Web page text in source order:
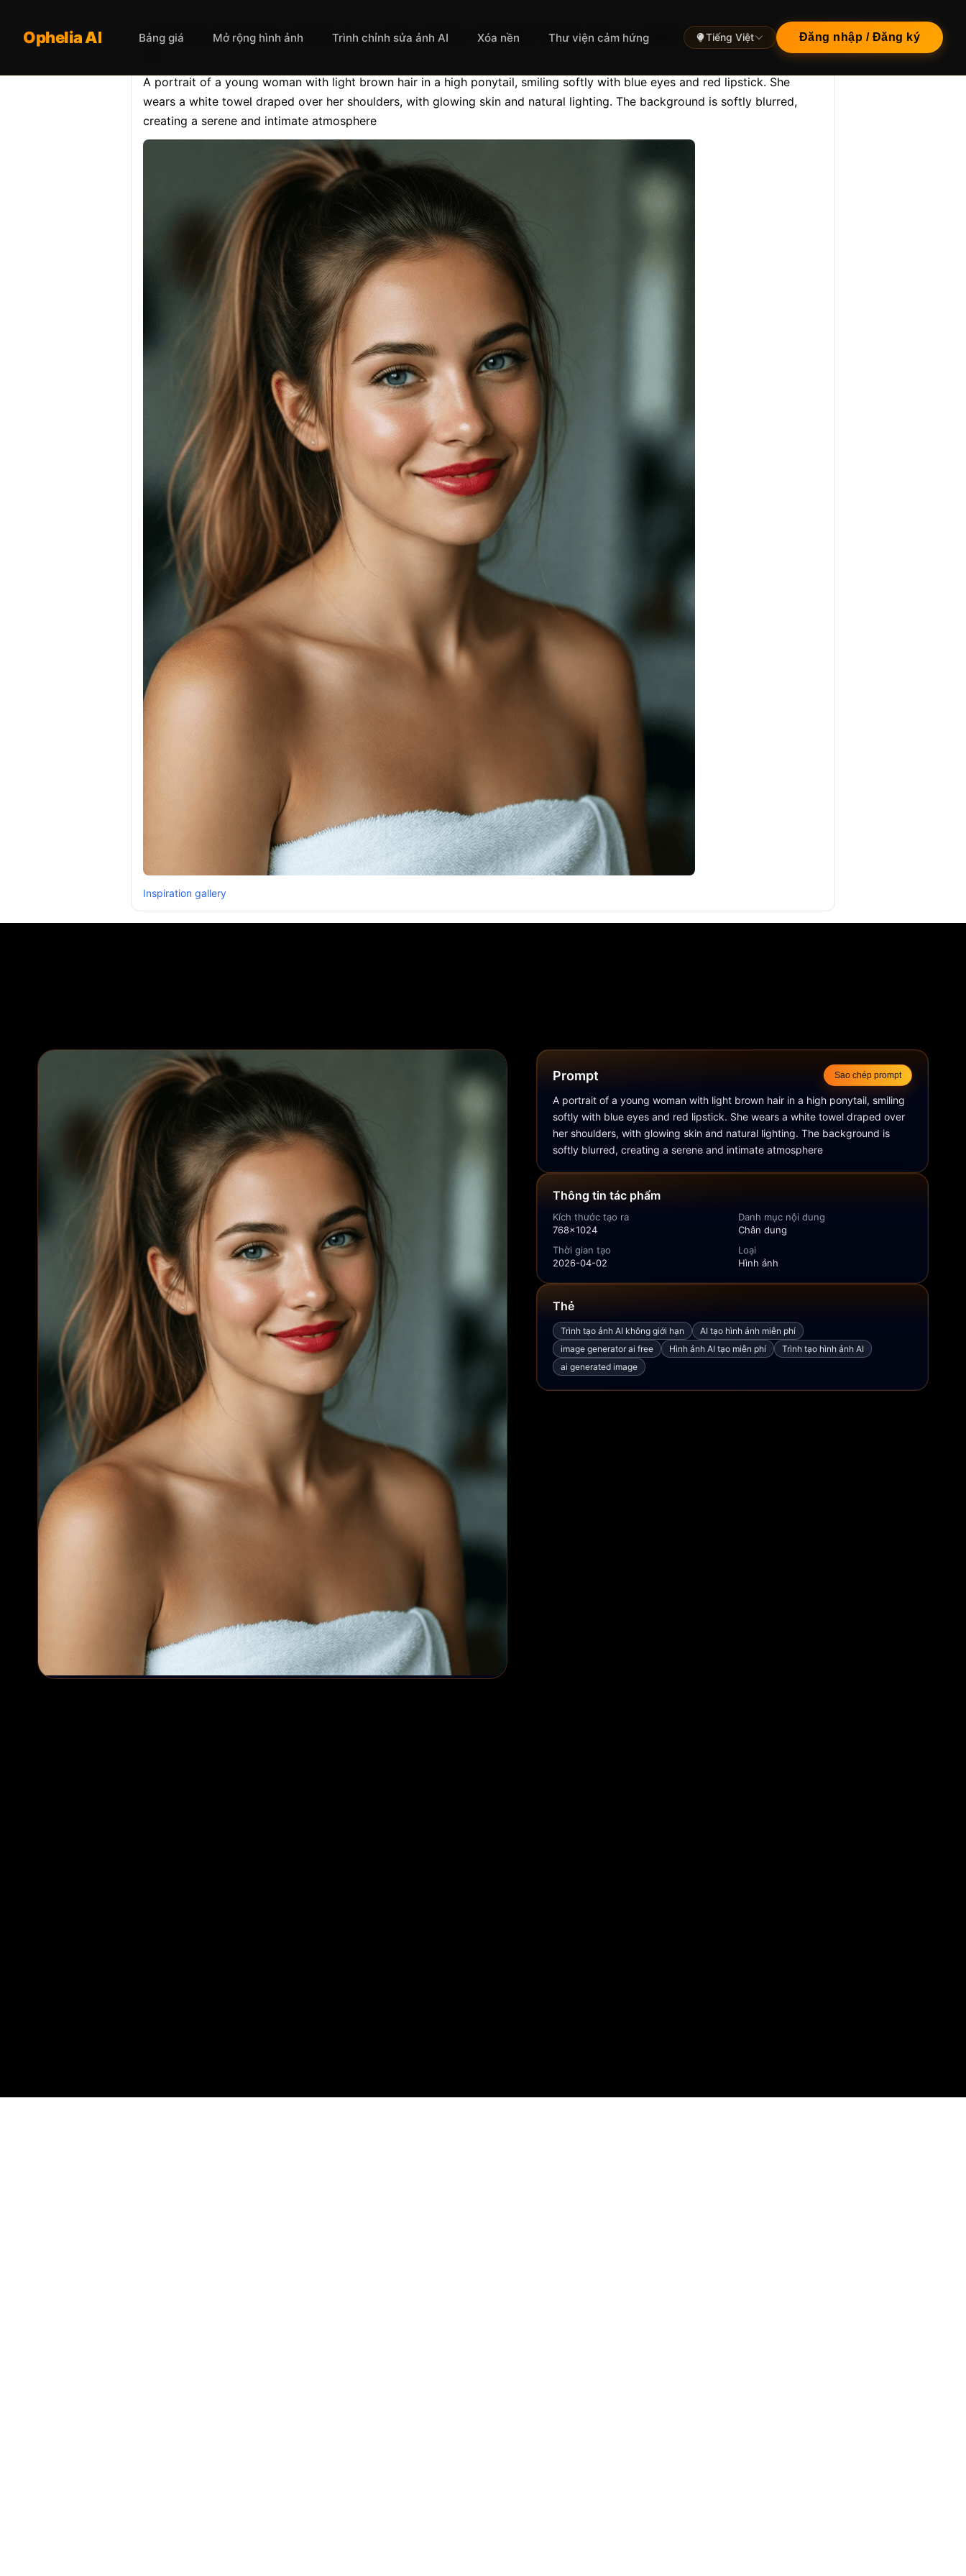
Opheliaai prompt:A portrait of a young woman with light brown hair in a high ponytail, smiling
A portrait of a young woman with light brown hair in a high ponytail, smiling softly with blue eyes and red lipstick. She
wears a white towel draped over her shoulders, with glowing skin and natural lighting. The background is softly blurred,
creating a serene and intimate atmosphere
Inspiration gallery
Ophelia AI Bảng giá Mở rộng hình ảnh Trình chỉnh sửa ảnh AI Xóa nền Thư viện cảm hứng Tiếng Việt Đăng nhập / Đăng ký
Prompt Sao chép prompt
A portrait of a young woman with light brown hair in a high ponytail, smiling
softly with blue eyes and red lipstick. She wears a white towel draped over
her shoulders, with glowing skin and natural lighting. The background is
softly blurred, creating a serene and intimate atmosphere
Thông tin tác phẩm
Kích thước tạo ra
768x1024
Danh mục nội dung
Chân dung
Thời gian tạo
2026-04-02
Loại
Hình ảnh
Thẻ
Trình tạo ảnh AI không giới hạn
AI tạo hình ảnh miễn phí
image generator ai free
Hình ảnh AI tạo miễn phí
Trình tạo hình ảnh AI
ai generated image